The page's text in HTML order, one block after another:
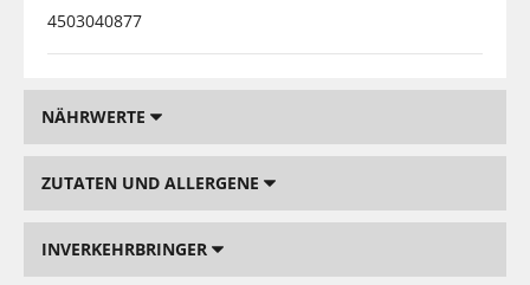
4503040877
NÄHRWERTE
ZUTATEN UND ALLERGENE
INVERKEHRBRINGER